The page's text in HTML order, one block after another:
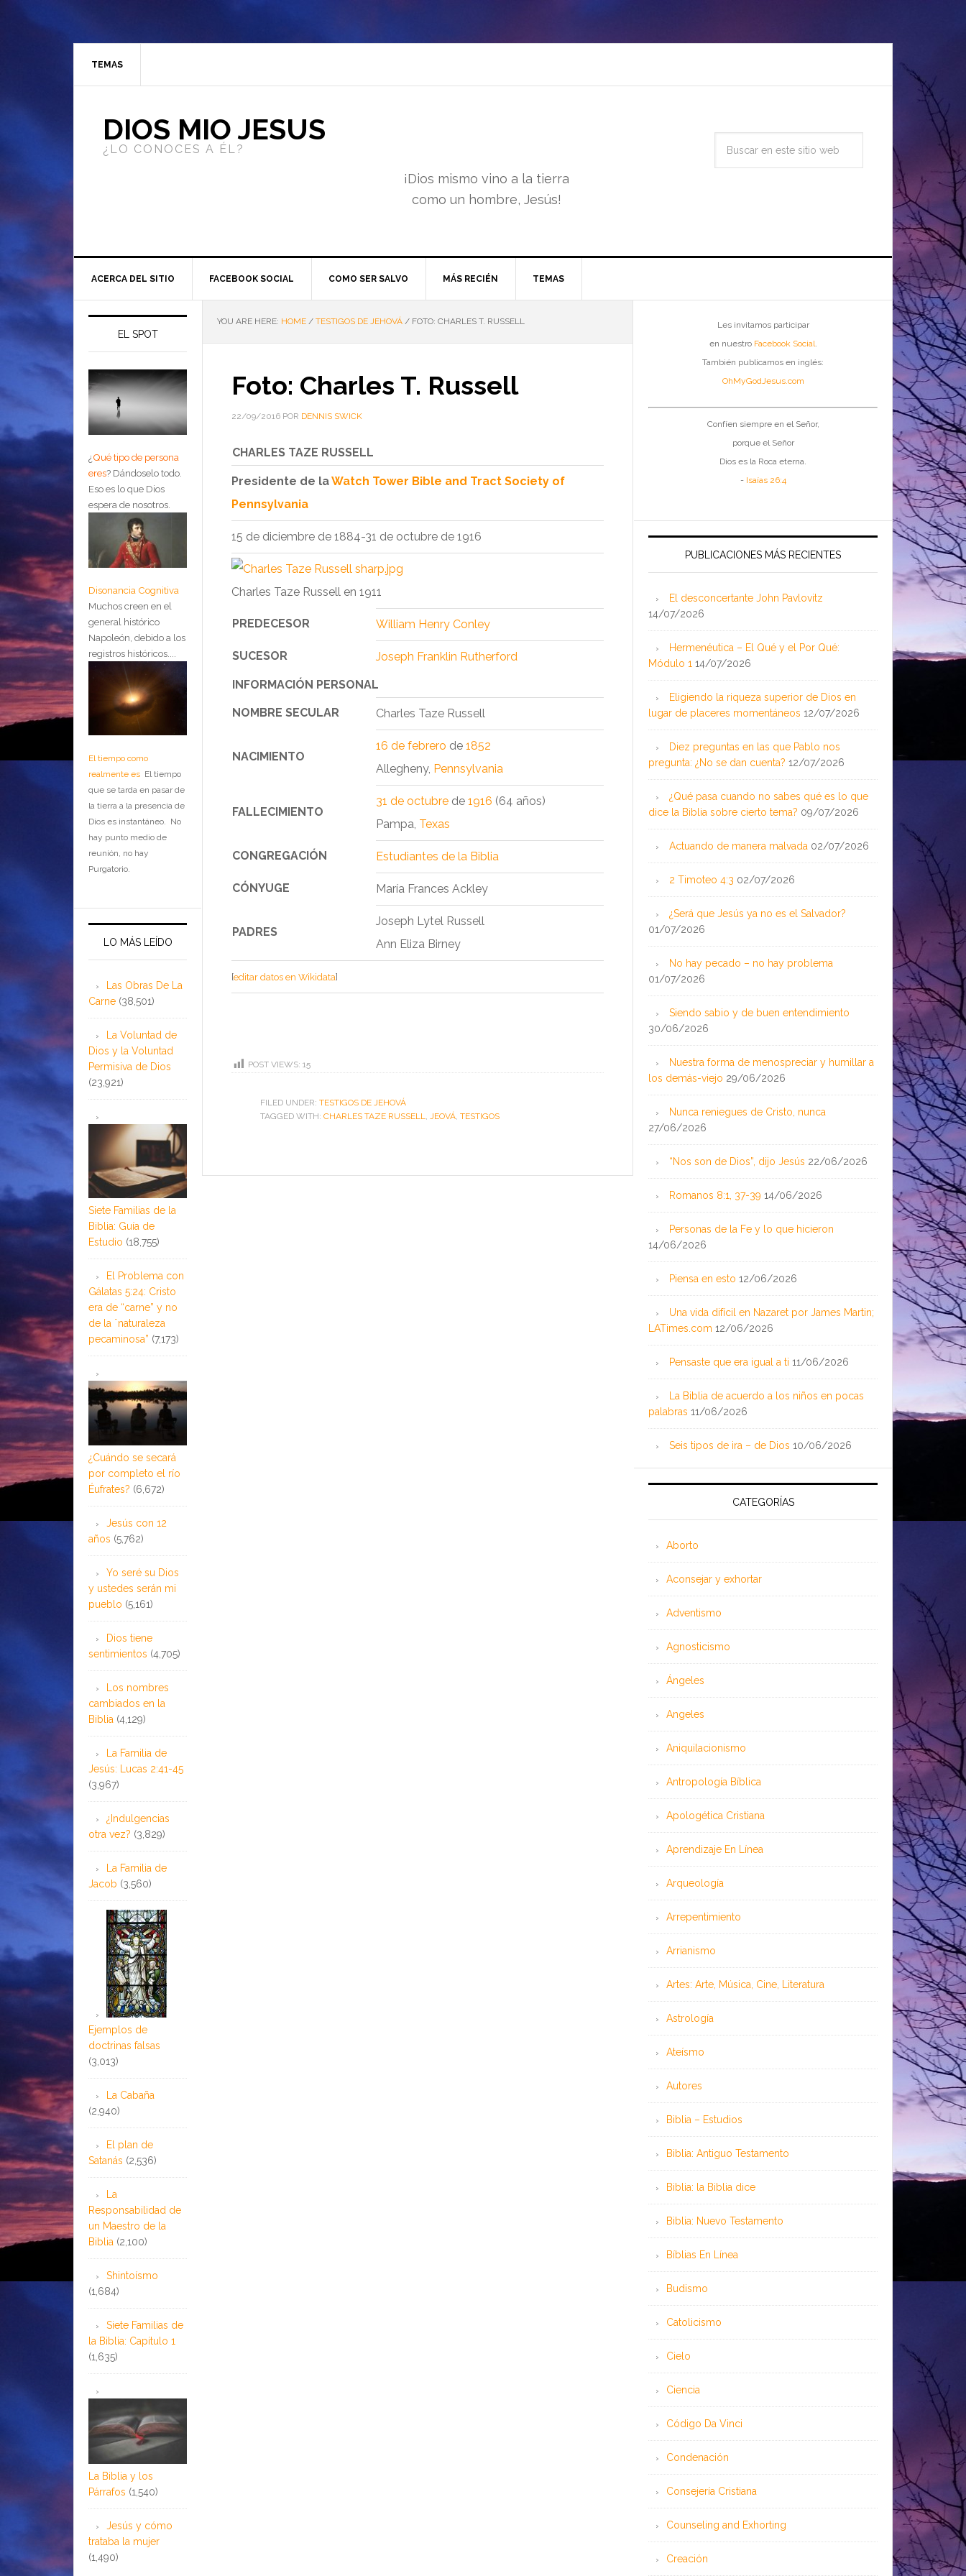
TEMAS
DIOS MIO JESUS
¿LO CONOCES A ÉL?
¡Dios mismo vino a la tierra
como un hombre, Jesús!
ACERCA DEL SITIO FACEBOOK SOCIAL COMO SER SALVO MÁS RECIÉN TEMAS
YOU ARE HERE: HOME / TESTIGOS DE JEHOVÁ / FOTO: CHARLES T. RUSSELL
Foto: Charles T. Russell
22/09/2016 POR DENNIS SWICK
CHARLES TAZE RUSSELL
Presidente de laWatch Tower Bible and Tract Society of
Pennsylvania
15 de diciembre de 1884-31 de octubre de 1916
Charles Taze Russell en 1911
PREDECESOR William Henry Conley
SUCESOR Joseph Franklin Rutherford
INFORMACIÓN PERSONAL
NOMBRE SECULAR Charles Taze Russell
NACIMIENTO
16 de febrero de 1852
Allegheny, Pennsylvania
FALLECIMIENTO
31 de octubre de 1916 (64 años)
Pampa, Texas
CONGREGACIÓN Estudiantes de la Biblia
CÓNYUGE María Frances Ackley
PADRES
Joseph Lytel Russell
Ann Eliza Birney
[editar datos en Wikidata]
POST VIEWS: 15
FILED UNDER: TESTIGOS DE JEHOVÁ
TAGGED WITH: CHARLES TAZE RUSSELL, JEOVÁ, TESTIGOS
Les invitamos participar
en nuestro Facebook Social.
También publicamos en inglés:
OhMyGodJesus.com
Confíen siempre en el Señor,
porque el Señor
Dios es la Roca eterna.
- Isaías 26:4
PUBLICACIONES MÁS RECIENTES
El desconcertante John Pavlovitz
14/07/2026
Hermenéutica – El Qué y el Por Qué:
Módulo 1 14/07/2026
Eligiendo la riqueza superior de Dios en
lugar de placeres momentáneos 12/07/2026
Diez preguntas en las que Pablo nos
pregunta: ¿No se dan cuenta? 12/07/2026
¿Qué pasa cuando no sabes qué es lo que
dice la Biblia sobre cierto tema? 09/07/2026
Actuando de manera malvada 02/07/2026
2 Timoteo 4:3 02/07/2026
¿Será que Jesús ya no es el Salvador?
01/07/2026
No hay pecado – no hay problema
01/07/2026
Siendo sabio y de buen entendimiento
30/06/2026
Nuestra forma de menospreciar y humillar a
los demás-viejo 29/06/2026
Nunca reniegues de Cristo, nunca
27/06/2026
“Nos son de Dios”, dijo Jesús 22/06/2026
Romanos 8:1, 37-39 14/06/2026
Personas de la Fe y lo que hicieron
14/06/2026
Piensa en esto 12/06/2026
Una vida difícil en Nazaret por James Martin;
LATimes.com 12/06/2026
Pensaste que era igual a ti 11/06/2026
La Biblia de acuerdo a los niños en pocas
palabras 11/06/2026
Seis tipos de ira – de Dios 10/06/2026
CATEGORÍAS
Aborto
Aconsejar y exhortar
Adventismo
Agnosticismo
Ángeles
Angeles
Aniquilacionismo
Antropología Bíblica
Apologética Cristiana
Aprendizaje En Línea
Arqueología
Arrepentimiento
Arrianismo
Artes: Arte, Música, Cine, Literatura
Astrología
Ateísmo
Autores
Biblia – Estudios
Biblia: Antiguo Testamento
Biblia: la Biblia dice
Biblia: Nuevo Testamento
Bíblias En Línea
Budismo
Catolicismo
Cielo
Ciencia
Código Da Vinci
Condenación
Consejería Cristiana
Counseling and Exhorting
Creación
EL SPOT
¿Qué tipo de persona
eres? Dándoselo todo.
Eso es lo que Dios
espera de nosotros.
Disonancia Cognitiva
Muchos creen en el
general histórico
Napoleón, debido a los
registros históricos....
El tiempo como
realmente es El tiempo
que se tarda en pasar de
la tierra a la presencia de
Dios es instantáneo. No
hay punto medio de
reunión, no hay
Purgatorio.
LO MÁS LEÍDO
Las Obras De La
Carne (38,501)
La Voluntad de
Dios y la Voluntad
Permisiva de Dios
(23,921)
Siete Familias de la
Biblia: Guía de
Estudio (18,755)
El Problema con
Gálatas 5:24: Cristo
era de “carne” y no
de la ¨naturaleza
pecaminosa” (7,173)
¿Cuándo se secará
por completo el río
Éufrates? (6,672)
Jesús con 12
años (5,762)
Yo seré su Dios
y ustedes serán mi
pueblo (5,161)
Dios tiene
sentimientos (4,705)
Los nombres
cambiados en la
Biblia (4,129)
La Familia de
Jesús: Lucas 2:41-45
(3,967)
¿Indulgencias
otra vez? (3,829)
La Familia de
Jacob (3,560)
Ejemplos de
doctrinas falsas
(3,013)
La Cabaña
(2,940)
El plan de
Satanás (2,536)
La
Responsabilidad de
un Maestro de la
Biblia (2,100)
Shintoísmo
(1,684)
Siete Familias de
la Biblia: Capítulo 1
(1,635)
La Biblia y los
Párrafos (1,540)
Jesús y cómo
trataba la mujer
(1,490)